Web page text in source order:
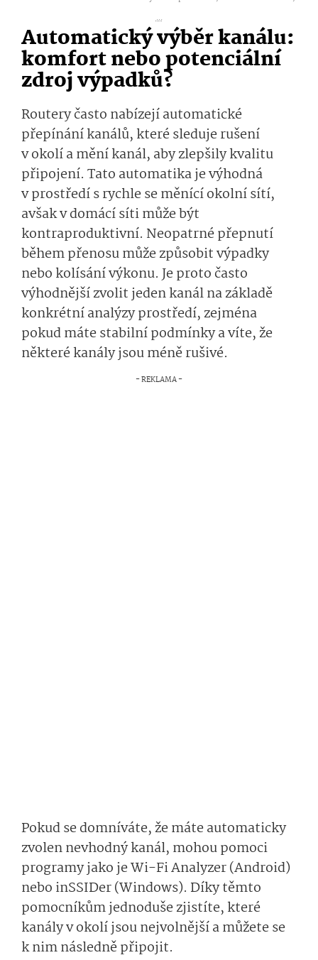
...
Automatický výběr kanálu:
komfort nebo potenciální
zdroj výpadků?
Routery často nabízejí automatické
přepínání kanálů, které sleduje rušení
v okolí a mění kanál, aby zlepšily kvalitu
připojení. Tato automatika je výhodná
v prostředí s rychle se měnící okolní sítí,
avšak v domácí síti může být
kontraproduktivní. Neopatrné přepnutí
během přenosu může způsobit výpadky
nebo kolísání výkonu. Je proto často
výhodnější zvolit jeden kanál na základě
konkrétní analýzy prostředí, zejména
pokud máte stabilní podmínky a víte, že
některé kanály jsou méně rušivé.
Pokud se domníváte, že máte automaticky
zvolen nevhodný kanál, mohou pomoci
programy jako je Wi-Fi Analyzer (Android)
nebo inSSIDer (Windows). Díky těmto
pomocníkům jednoduše zjistíte, které
kanály v okolí jsou nejvolnější a můžete se
k nim následně připojit.